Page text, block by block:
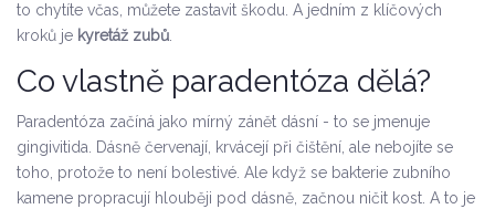
to chytíte včas, můžete zastavit škodu. A jedním z klíčových
kroků je kyretáž zubů
Co vlastně paradentóza dělá?
Paradentóza začíná jako mírný zánět dásní - to se jmenuje
gingivitida. Dásně červenají, krvácejí při čištění, ale nebojíte se
toho, protože to není bolestivé. Ale když se bakterie zubního
kamene propracují hlouběji pod dásně, začnou ničit kost. A to je